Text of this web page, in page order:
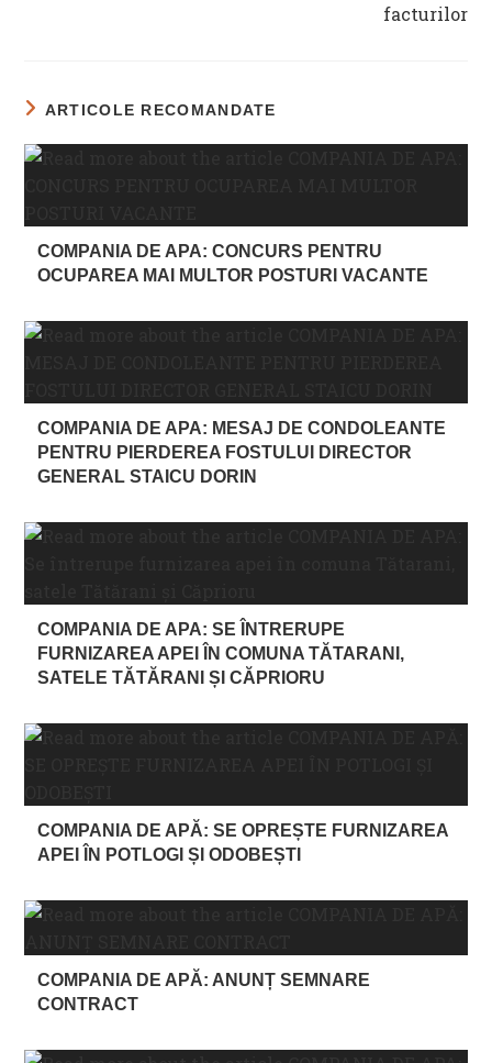
facturilor
ARTICOLE RECOMANDATE
COMPANIA DE APA: CONCURS PENTRU
OCUPAREA MAI MULTOR POSTURI VACANTE
COMPANIA DE APA: MESAJ DE CONDOLEANTE
PENTRU PIERDEREA FOSTULUI DIRECTOR
GENERAL STAICU DORIN
COMPANIA DE APA: SE ÎNTRERUPE
FURNIZAREA APEI ÎN COMUNA TĂTARANI,
SATELE TĂTĂRANI ȘI CĂPRIORU
COMPANIA DE APĂ: SE OPREȘTE FURNIZAREA
APEI ÎN POTLOGI ȘI ODOBEȘTI
COMPANIA DE APĂ: ANUNȚ SEMNARE
CONTRACT